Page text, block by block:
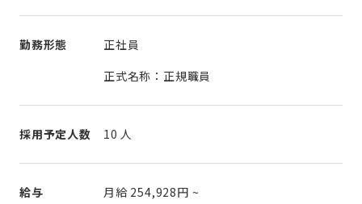
勤務形態
正社員
正式名称：正規職員
採用予定人数 10 人
給与 月給 254,928円 ~